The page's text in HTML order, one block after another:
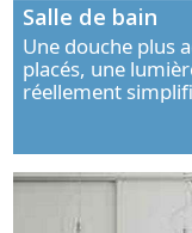
Salle de bain
Une douche plus
placés, une
réellement
concevoir un